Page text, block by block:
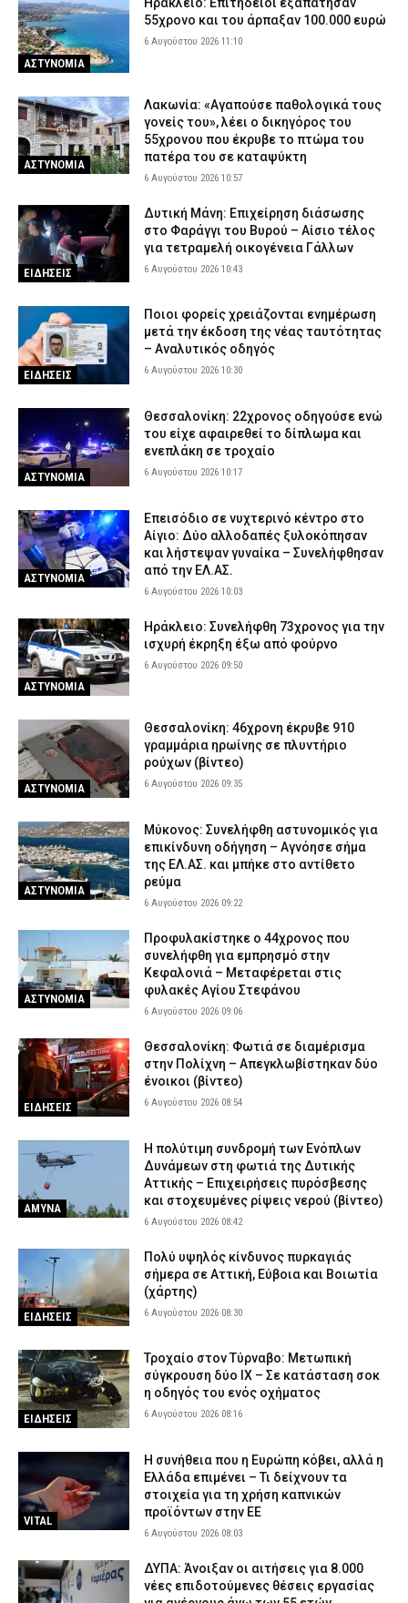
ΑΣΤΥΝΟΜΙΑ
55χρονο και του άρπαξαν 100.000 ευρώ
6 Αυγούστου 2026 11:10
ΑΣΤΥΝΟΜΙΑ
Λακωνία: «Αγαπούσε παθολογικά τους
γονείς του», λέει ο δικηγόρος του
55χρονου που έκρυβε το πτώμα του
πατέρα του σε καταψύκτη
6 Αυγούστου 2026 10:57
ΕΙΔΗΣΕΙΣ
Δυτική Μάνη: Επιχείρηση διάσωσης
στο Φαράγγι του Βυρού – Αίσιο τέλος
για τετραμελή οικογένεια Γάλλων
6 Αυγούστου 2026 10:43
ΕΙΔΗΣΕΙΣ
Ποιοι φορείς χρειάζονται ενημέρωση
μετά την έκδοση της νέας ταυτότητας
– Αναλυτικός οδηγός
6 Αυγούστου 2026 10:30
ΑΣΤΥΝΟΜΙΑ
Θεσσαλονίκη: 22χρονος οδηγούσε ενώ
του είχε αφαιρεθεί το δίπλωμα και
ενεπλάκη σε τροχαίο
6 Αυγούστου 2026 10:17
ΑΣΤΥΝΟΜΙΑ
Επεισόδιο σε νυχτερινό κέντρο στο
Αίγιο: Δύο αλλοδαπές ξυλοκόπησαν
και λήστεψαν γυναίκα – Συνελήφθησαν
από την ΕΛ.ΑΣ.
6 Αυγούστου 2026 10:03
ΑΣΤΥΝΟΜΙΑ
Ηράκλειο: Συνελήφθη 73χρονος για την
ισχυρή έκρηξη έξω από φούρνο
6 Αυγούστου 2026 09:50
ΑΣΤΥΝΟΜΙΑ
Θεσσαλονίκη: 46χρονη έκρυβε 910
γραμμάρια ηρωίνης σε πλυντήριο
ρούχων (βίντεο)
6 Αυγούστου 2026 09:35
ΑΣΤΥΝΟΜΙΑ
Μύκονος: Συνελήφθη αστυνομικός για
επικίνδυνη οδήγηση – Αγνόησε σήμα
της ΕΛ.ΑΣ. και μπήκε στο αντίθετο
ρεύμα
6 Αυγούστου 2026 09:22
ΑΣΤΥΝΟΜΙΑ
Προφυλακίστηκε ο 44χρονος που
συνελήφθη για εμπρησμό στην
Κεφαλονιά – Μεταφέρεται στις
φυλακές Αγίου Στεφάνου
6 Αυγούστου 2026 09:06
ΕΙΔΗΣΕΙΣ
Θεσσαλονίκη: Φωτιά σε διαμέρισμα
στην Πολίχνη – Απεγκλωβίστηκαν δύο
ένοικοι (βίντεο)
6 Αυγούστου 2026 08:54
ΑΜΥΝΑ
H πολύτιμη συνδρομή των Ενόπλων
Δυνάμεων στη φωτιά της Δυτικής
Αττικής – Επιχειρήσεις πυρόσβεσης
και στοχευμένες ρίψεις νερού (βίντεο)
6 Αυγούστου 2026 08:42
ΕΙΔΗΣΕΙΣ
Πολύ υψηλός κίνδυνος πυρκαγιάς
σήμερα σε Αττική, Εύβοια και Βοιωτία
(χάρτης)
6 Αυγούστου 2026 08:30
ΕΙΔΗΣΕΙΣ
Τροχαίο στον Τύρναβο: Μετωπική
σύγκρουση δύο ΙΧ – Σε κατάσταση σοκ
η οδηγός του ενός οχήματος
6 Αυγούστου 2026 08:16
VITAL
Η συνήθεια που η Ευρώπη κόβει, αλλά η
Ελλάδα επιμένει – Τι δείχνουν τα
στοιχεία για τη χρήση καπνικών
προϊόντων στην ΕΕ
6 Αυγούστου 2026 08:03
ΔΥΠΑ: Άνοιξαν οι αιτήσεις για 8.000
νέες επιδοτούμενες θέσεις εργασίας